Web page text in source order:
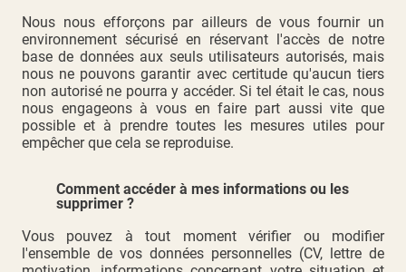
Nous nous efforçons par ailleurs de vous fournir un
environnement sécurisé en réservant l'accès de notre
base de données aux seuls utilisateurs autorisés, mais
nous ne pouvons garantir avec certitude qu'aucun tiers
non autorisé ne pourra y accéder. Si tel était le cas, nous
nous engageons à vous en faire part aussi vite que
possible et à prendre toutes les mesures utiles pour
empêcher que cela se reproduise.
Comment accéder à mes informations ou les
supprimer ?
Vous pouvez à tout moment vérifier ou modifier
l'ensemble de vos données personnelles (CV, lettre de